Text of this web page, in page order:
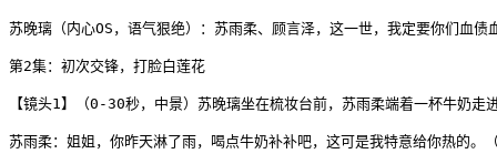
苏晚璃（内心OS，语气狠绝）：苏雨柔、顾言泽，这一世，我定要你们血债
第2集：初次交锋，打脸白莲花
【镜头1】（0-30秒，中景）苏晚璃坐在梳妆台前，苏雨柔端着一杯牛奶走
苏雨柔：姐姐，你昨天淋了雨，喝点牛奶补补吧，这可是我特意给你热的。